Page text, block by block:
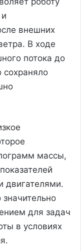
внешних
В ходе
потока до
сохраняло
массы,
двигателями.
для задач
в условиях